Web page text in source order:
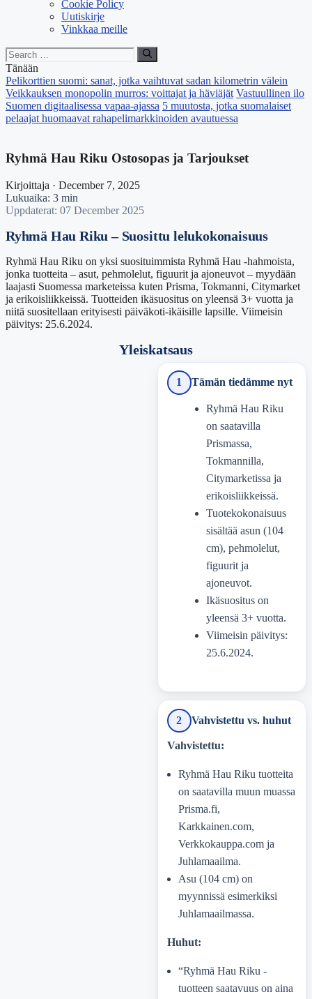
Cookie Policy
Uutiskirje
Vinkkaa meille
Search
for:
Tänään
Pelikorttien suomi: sanat, jotka vaihtuvat sadan kilometrin välein
Veikkauksen monopolin murros: voittajat ja häviäjät Vastuullinen ilo
Suomen digitaalisessa vapaa-ajassa 5 muutosta, jotka suomalaiset
pelaajat huomaavat rahapelimarkkinoiden avautuessa
Ryhmä Hau Riku Ostosopas ja Tarjoukset
Kirjoittaja · December 7, 2025
Lukuaika: 3 min
Uppdaterat: 07 December 2025
Ryhmä Hau Riku – Suosittu lelukokonaisuus
Ryhmä Hau Riku on yksi suosituimmista Ryhmä Hau -hahmoista,
jonka tuotteita – asut, pehmolelut, figuurit ja ajoneuvot – myydään
laajasti Suomessa marketeissa kuten Prisma, Tokmanni, Citymarket
ja erikoisliikkeissä. Tuotteiden ikäsuositus on yleensä 3+ vuotta ja
niitä suositellaan erityisesti päiväkoti-ikäisille lapsille. Viimeisin
päivitys: 25.6.2024.
Yleiskatsaus
1 Tämän tiedämme nyt
Ryhmä Hau Riku
on saatavilla
Prismassa,
Tokmannilla,
Citymarketissa ja
erikoisliikkeissä.
Tuotekokonaisuus
sisältää asun (104
cm), pehmolelut,
figuurit ja
ajoneuvot.
Ikäsuositus on
yleensä 3+ vuotta.
Viimeisin päivitys:
25.6.2024.
2 Vahvistettu vs. huhut
Vahvistettu:
Ryhmä Hau Riku tuotteita
on saatavilla muun muassa
Prisma.fi,
Karkkainen.com,
Verkkokauppa.com ja
Juhlamaailma.
Asu (104 cm) on
myynnissä esimerkiksi
Juhlamaailmassa.
Huhut:
“Ryhmä Hau Riku -
tuotteen saatavuus on aina